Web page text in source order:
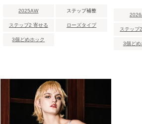
2025AW ステップ補整
ステップ2 寄せる ローズタイプ
3個どめホック
ステップ
3個どめ